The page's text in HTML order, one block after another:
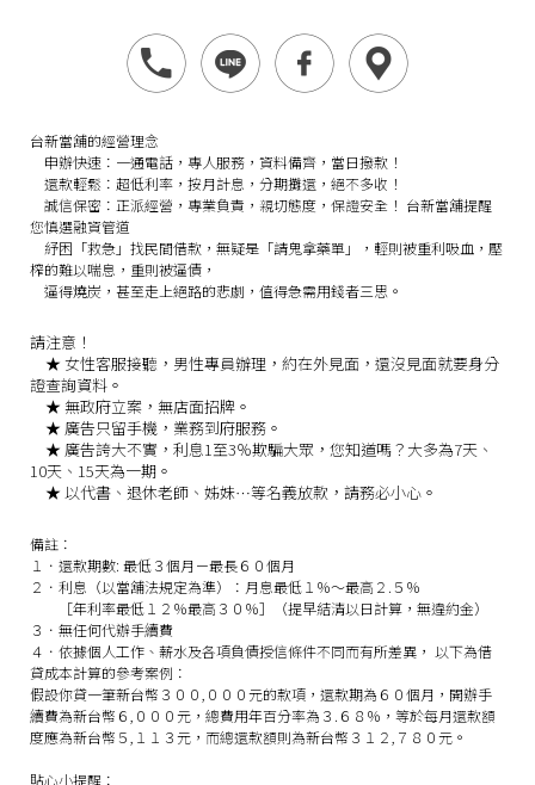
台新當舖的經營理念
申辦快速： 一通電話，專人服務，資料備齊，當日撥款！
還款輕鬆： 超低利率，按月計息，分期攤還，絕不多收！
誠信保密： 正派經營，專業負責，親切態度，保證安全！ 台新當舖提醒
您慎選融資管道
紓困「救急」找民間借款，無疑是「請鬼拿藥單」，輕則被重利吸血，壓
榨的難以喘息，重則被逼債，
逼得燒炭，甚至走上絕路的悲劇，值得急需用錢者三思。
請注意！
★女性客服接聽，男性專員辦理，約在外見面，還沒見面就要身分
證查詢資料。
★無政府立案，無店面招牌。
★ 廣告只留手機，業務到府服務。
★ 廣告誇大不實，利息1至3％欺騙大眾，您知道嗎？大多為7天、
10天、15天為一期。
★以代書、退休老師、姊妹…等名義放款，請務必小心。
備註：
１．還款期數: 最低３個月－最長６０個月
２．利息（以當舖法規定為準）：月息最低１％～最高２.５％
［年利率最低１２％最高３０％］（提早結清以日計算，無違約金）
３．無任何代辦手續費
４．依據個人工作、薪水及各項負債授信條件不同而有所差異， 以下為借
貸成本計算的參考案例：
假設你貸一筆新台幣３００,０００元的款項，還款期為６０個月，開辦手
續費為新台幣６,０００元，總費用年百分率為３.６８％，等於每月還款額
度應為新台幣５,１１３元，而總還款額則為新台幣３１２,７８０元。
貼心小提醒：